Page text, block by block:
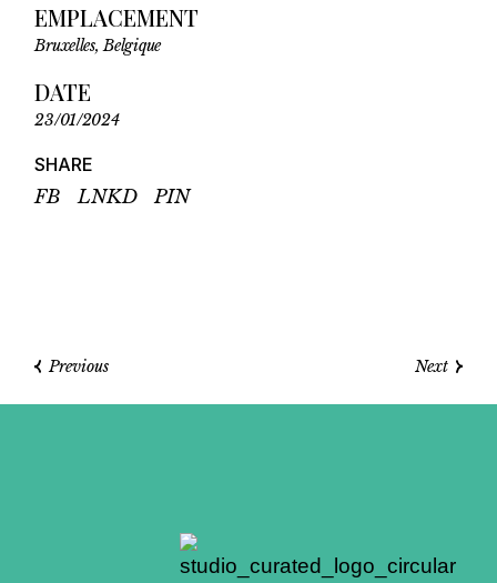
EMPLACEMENT
Bruxelles, Belgique
DATE
23/01/2024
SHARE
FB LNKD PIN
Previous Next